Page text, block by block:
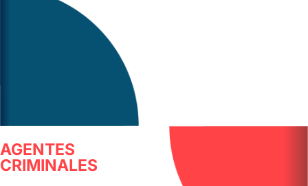
AGENTES
CRIMINALES